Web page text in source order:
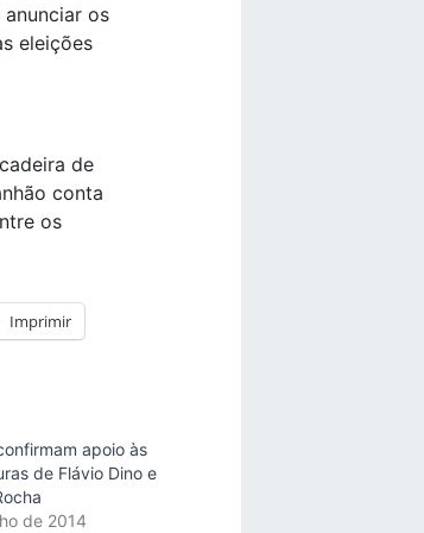
os
eleições
de
conta
os
Imprimir
apoio às
de Flávio Dino e
de 2014